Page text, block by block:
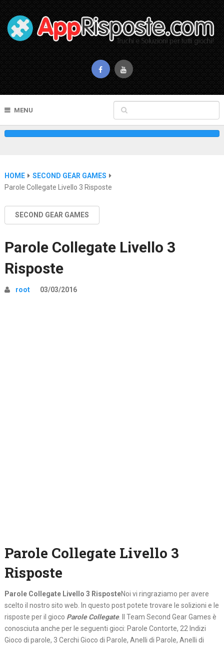
MENU
HOME
SECOND GEAR GAMES
Parole Collegate Livello 3 Risposte
SECOND GEAR GAMES
Parole Collegate Livello 3
Risposte
root 03/03/2016
Parole Collegate Livello 3
Risposte
Parole Collegate Livello 3 RisposteNoi vi ringraziamo per avere
scelto il nostro sito web. In questo post potete trovare le solizioni e le
risposte per il gioco Parole Collegate. Il Team Second Gear Games è
conosciuta anche per le seguenti gioci: Parole Contorte, 22 Indizi
Gioco di parole, 3 Cerchi Gioco di Parole, Anelli di Parole, Anelli di